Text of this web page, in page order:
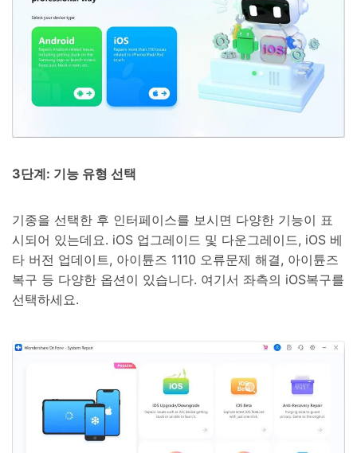
3단계: 기능 유형 선택
기종을 선택한 후 인터페이스를 보시면 다양한 기능이 표
시되어 있는데요. iOS 업그레이드 및 다운그레이드, iOS 베
타 버전 업데이트, 아이튠즈 1110 오류문제 해결, 아이튠즈
복구 등 다양한 옵션이 있습니다. 여기서 좌측의 iOS복구를
선택하세요.